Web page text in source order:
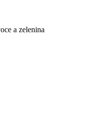
a zelenina